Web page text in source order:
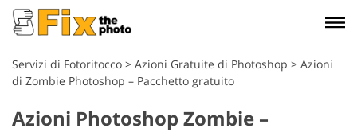
Servizi di Fotoritocco > Azioni Gratuite di Photoshop > Azioni
di Zombie Photoshop – Pacchetto gratuito
Azioni Photoshop Zombie –